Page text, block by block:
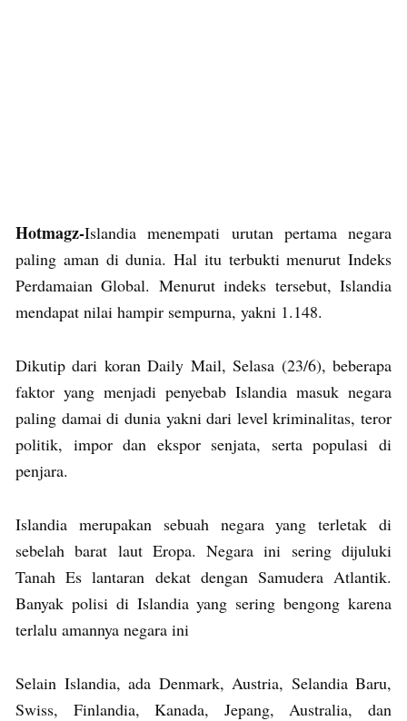
Hotmagz-Islandia menempati urutan pertama negara
paling aman di dunia. Hal itu terbukti menurut Indeks
Perdamaian Global. Menurut indeks tersebut, Islandia
mendapat nilai hampir sempurna, yakni 1.148.
Dikutip dari koran Daily Mail, Selasa (23/6), beberapa
faktor yang menjadi penyebab Islandia masuk negara
paling damai di dunia yakni dari level kriminalitas, teror
politik, impor dan ekspor senjata, serta populasi di
penjara.
Islandia merupakan sebuah negara yang terletak di
sebelah barat laut Eropa. Negara ini sering dijuluki
Tanah Es lantaran dekat dengan Samudera Atlantik.
Banyak polisi di Islandia yang sering bengong karena
terlalu amannya negara ini
Selain Islandia, ada Denmark, Austria, Selandia Baru,
Swiss, Finlandia, Kanada, Jepang, Australia, dan